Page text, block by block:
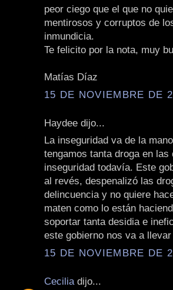
peor ciego que el que no
mentirosos y corruptos de
inmundicia.
Te felicito por la nota, muy
Matías Díaz
15 DE NOVIEMBRE DE
Haydee dijo...
La inseguridad va de la
tengamos tanta droga en
inseguridad todavía. Este
al revés, despenalizó las
delincuencia y no quiere
maten como lo están
soportar tanta desidia e
este gobierno nos va a
15 DE NOVIEMBRE DE
Cecilia dijo...